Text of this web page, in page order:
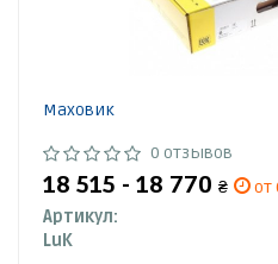
Маховик
0 отзывов
18 515 - 18 770 ₴
от
Артикул:
LuK